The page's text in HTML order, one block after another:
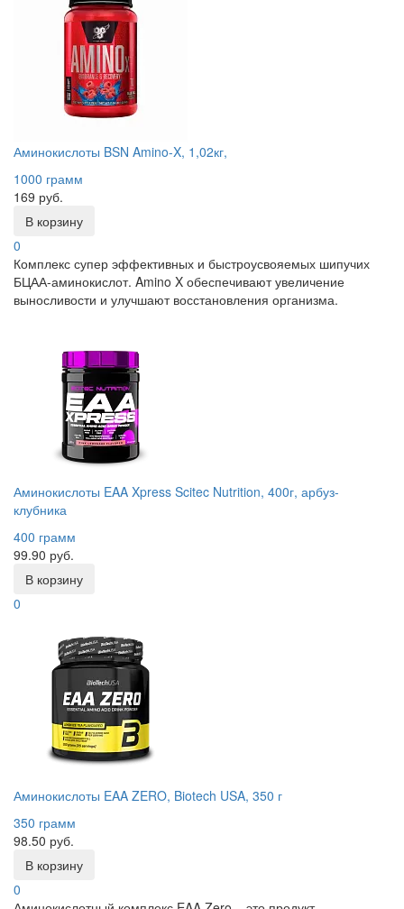
Аминокислоты BSN Amino-X, 1,02кг,
1000 грамм
169 руб.
В корзину
0
Комплекс супер эффективных и быстроусвояемых шипучих
БЦАА-аминокислот. Amino X обеспечивают увеличение
выносливости и улучшают восстановления организма.
Аминокислоты EAA Xpress Scitec Nutrition, 400г, арбуз-
клубника
400 грамм
99.90 руб.
В корзину
0
Аминокислоты EAA ZERO, Biotech USA, 350 г
350 грамм
98.50 руб.
В корзину
0